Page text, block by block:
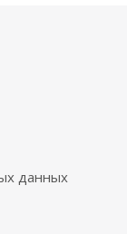
данных